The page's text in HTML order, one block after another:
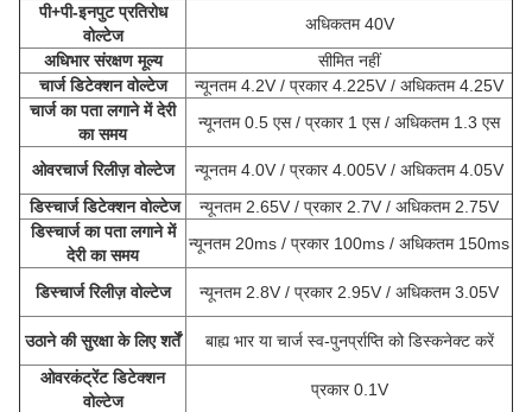
पी+पी-इनपुट प्रतिरोध
वोल्टेज
अधिकतम 40V
अधिभार संरक्षण मूल्य
सीमित नहीं
चार्ज डिटेक्शन वोल्टेज
न्यूनतम 4.2V / प्रकार 4.225V / अधिकतम 4.25V
चार्ज का पता लगाने में देरी
का समय
न्यूनतम 0.5 एस / प्रकार 1 एस / अधिकतम 1.3 एस
ओवरचार्ज रिलीज़ वोल्टेज
न्यूनतम 4.0V / प्रकार 4.005V / अधिकतम 4.05V
डिस्चार्ज डिटेक्शन वोल्टेज
न्यूनतम 2.65V / प्रकार 2.7V / अधिकतम 2.75V
डिस्चार्ज का पता लगाने में
देरी का समय
न्यूनतम 20ms / प्रकार 100ms / अधिकतम 150ms
डिस्चार्ज रिलीज़ वोल्टेज न्यूनतम 2.8V / प्रकार 2.95V / अधिकतम 3.05V
उठाने की सुरक्षा के लिए शर्तें
बाह्य भार या चार्ज स्व-पुनर्प्राप्ति को डिस्कनेक्ट करें
ओवरकंट्रेंट डिटेक्शन
वोल्टेज
प्रकार 0.1V